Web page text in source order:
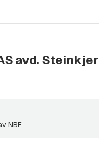
avd. Steinkjer
NBF